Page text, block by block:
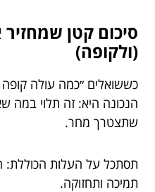
סיכום קטן
(ולקופה)
כששואלים ״כמה עולה
הנכונה היא: זה תלוי במה
שתצטרך מחר.
תסתכל על העלות הכוללת:
תמיכה ותחזוקה.